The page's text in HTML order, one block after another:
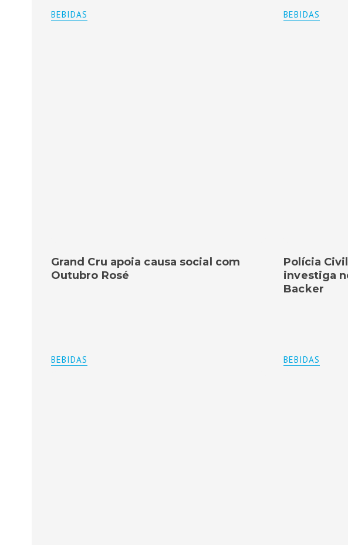
BEBIDAS
Polícia
investiga
Backer
BEBIDAS
Grand Cru apoia causa social com
Outubro Rosé
BEBIDAS
BEBIDAS